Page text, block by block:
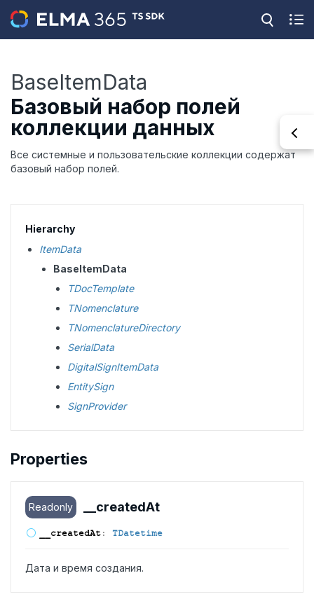
BaseItemData
Базовый набор полей
коллекции данных
Все системные и пользовательские коллекции содержат
базовый набор полей.
Hierarchy
ItemData
BaseItemData
TDocTemplate
TNomenclature
TNomenclatureDirectory
SerialData
DigitalSignItemData
EntitySign
SignProvider
Properties
Readonly __createdAt
__createdAt: TDatetime
Дата и время создания.